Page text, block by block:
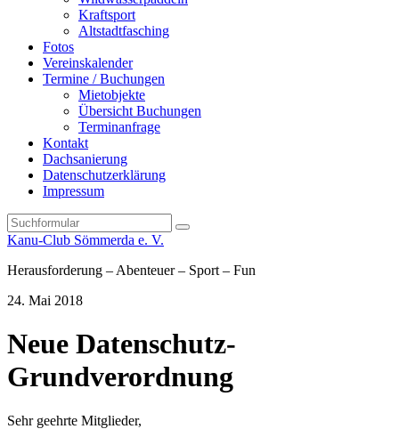
Kraftsport
Altstadtfasching
Fotos
Vereinskalender
Termine / Buchungen
Mietobjekte
Übersicht Buchungen
Terminanfrage
Kontakt
Dachsanierung
Datenschutzerklärung
Impressum
Search
Kanu-Club Sömmerda e. V.
Herausforderung – Abenteuer – Sport – Fun
24. Mai 2018
Neue Datenschutz-
Grundverordnung
Sehr geehrte Mitglieder,